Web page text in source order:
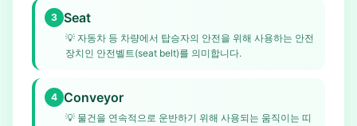
3 Seat
💡 자동차 등 차량에서 탑승자의 안전을 위해 사용하는 안전
장치인 안전벨트(seat belt)를 의미합니다.
4 Conveyor
💡 물건을 연속적으로 운반하기 위해 사용되는 움직이는 띠